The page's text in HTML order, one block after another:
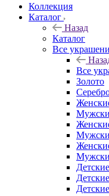
Коллекция
Каталог
Назад
Каталог
Все
Все
Золото
Детские